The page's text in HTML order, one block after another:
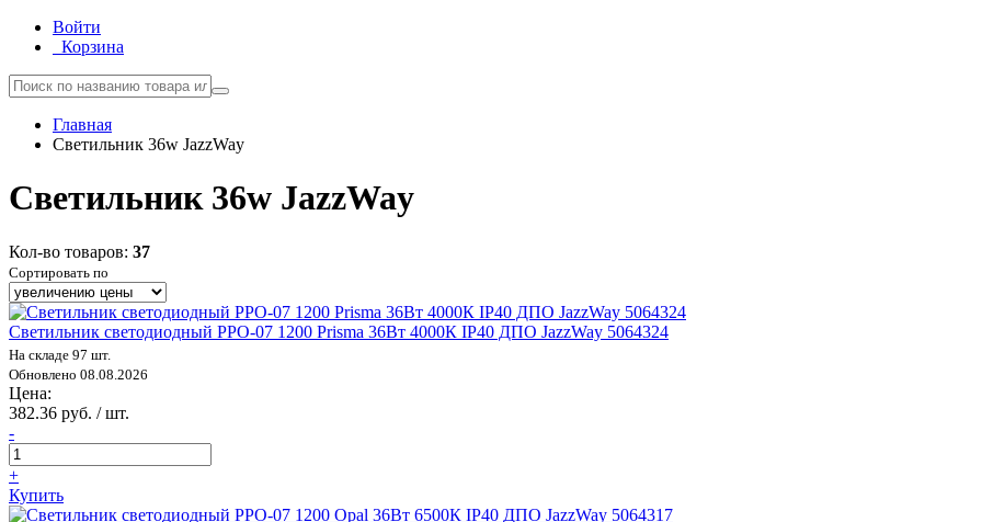
Войти
Корзина
Главная
Светильник 36w JazzWay
Светильник 36w JazzWay
Кол-во товаров: 37
Сортировать по
Светильник светодиодный PPO-07 1200 Prisma 36Вт 4000К IP40 ДПО JazzWay 5064324
На складе 97 шт.
Обновлено 08.08.2026
Цена:
382.36 руб. / шт.
-
+
Купить